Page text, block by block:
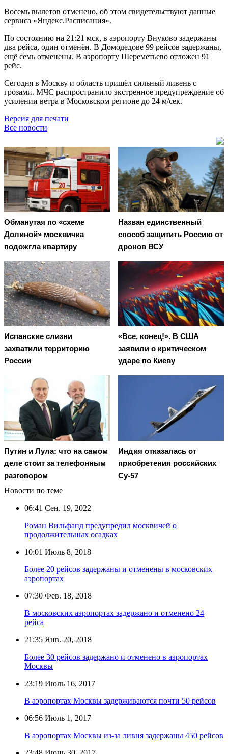
Восемь вылетов отменено, об этом свидетельствуют данные
сервиса «Яндекс.Расписания».
По состоянию на 21:21 мск, в аэропорту Внуково задержаны
два рейса, один отменён. В Домодедове 99 рейсов задержаны,
ещё семь отменены. В аэропорту Шереметьево отложен 91
рейс.
Сегодня в Москву и область пришёл сильный ливень с
грозами. МЧС распространило экстренное предупреждение об
усилении ветра в Московском регионе до 24 м/сек.
Версия для печати
Все новости
Обманутая по «схеме
Долиной» москвичка
подожгла квартиру
Назван единственный
способ защитить Россию от
дронов ВСУ
Испанские слизни
захватили территорию
России
«Все, конец!». В США
заявили о критическом
ударе по Киеву
Путин и Лула: что на самом
деле стоит за телефонным
разговором
Индия отказалась от
приобретения российских
Су-57
Новости по теме
06:41 Сен. 19, 2022
Роман Вильфанд предупредил москвичей о
продолжительных осадках
10:01 Июль 8, 2018
Более 20 рейсов задержаны и отменены в московских
аэропортах
07:30 Фев. 18, 2018
В московских аэропортах задержано и отменено 24
рейса
21:35 Янв. 20, 2018
Более 30 рейсов задержано и отменено в аэропортах
Москвы
23:19 Июль 16, 2017
В аэропортах Москвы задерживаются почти 50 рейсов
06:56 Июль 1, 2017
В аэропортах Москвы из-за ливня задержаны 450 рейсов